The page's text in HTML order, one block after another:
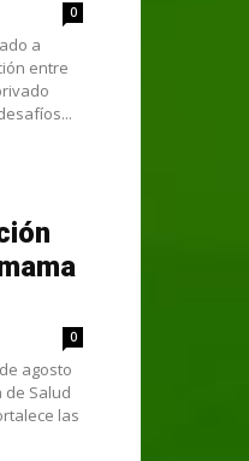
0
a
entre
0
agosto
de Salud
las